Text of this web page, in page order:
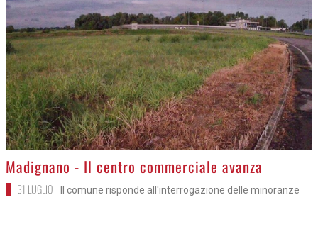
>Madignano - Il centro commerciale avanza
31 LUGLIO Il comune risponde all'interrogazione delle minoranze